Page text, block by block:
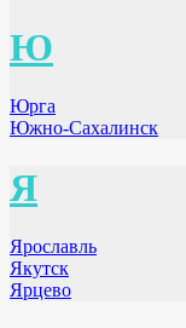
Ю
Юрга
Южно-Сахалинск
Я
Ярославль
Якутск
Ярцево